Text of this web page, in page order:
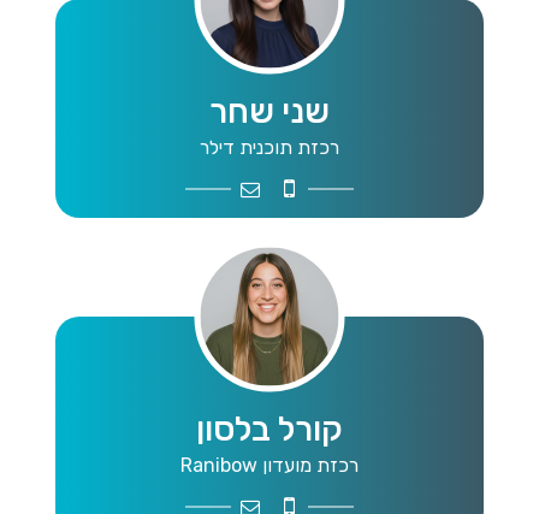
שני שחר
רכזת תוכנית דילר
054-4326260
קורל בלסון
רכזת מועדון Ranibow
052-5513339